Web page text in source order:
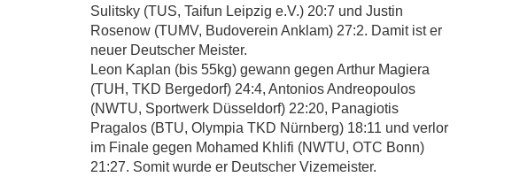
Sulitsky (TUS, Taifun Leipzig e.V.) 20:7 und Justin
Rosenow (TUMV, Budoverein Anklam) 27:2. Damit ist er
neuer Deutscher Meister.
Leon Kaplan (bis 55kg) gewann gegen Arthur Magiera
(TUH, TKD Bergedorf) 24:4, Antonios Andreopoulos
(NWTU, Sportwerk Düsseldorf) 22:20, Panagiotis
Pragalos (BTU, Olympia TKD Nürnberg) 18:11 und verlor
im Finale gegen Mohamed Khlifi (NWTU, OTC Bonn)
21:27. Somit wurde er Deutscher Vizemeister.